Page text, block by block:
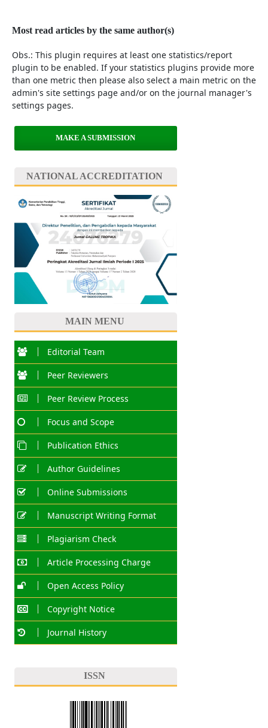
Most read articles by the same author(s)
Obs.: This plugin requires at least one statistics/report
plugin to be enabled. If your statistics plugins provide more
than one metric then please also select a main metric on the
admin's site settings page and/or on the journal manager's
settings pages.
MAKE A SUBMISSION
NATIONAL ACCREDITATION
MAIN MENU
Editorial Team
Peer Reviewers
Peer Review Process
Focus and Scope
Publication Ethics
Author Guidelines
Online Submissions
Manuscript Writing Format
Plagiarism Check
Article Processing Charge
Open Access Policy
Copyright Notice
Journal History
ISSN